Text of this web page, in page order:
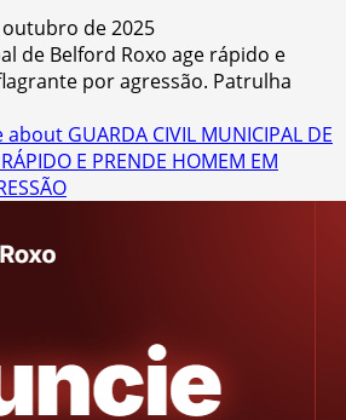
outubro de 2025
de Belford Roxo age rápido e
por agressão. Patrulha
GUARDA CIVIL MUNICIPAL DE
E PRENDE HOMEM EM